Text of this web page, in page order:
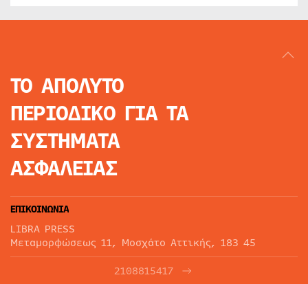
ΤΟ ΑΠΟΛΥΤΟ
ΠΕΡΙΟΔΙΚΟ ΓΙΑ ΤΑ
ΣΥΣΤΗΜΑΤΑ
ΑΣΦΑΛΕΙΑΣ
ΕΠΙΚΟΙΝΩΝΙΑ
LIBRA PRESS
Μεταμορφώσεως 11, Μοσχάτο Αττικής, 183 45
2108815417